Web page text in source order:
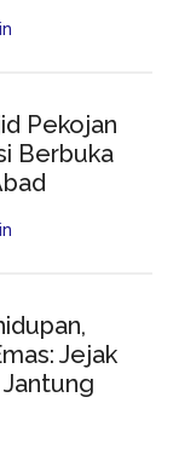
Pekojan
Berbuka
Jejak